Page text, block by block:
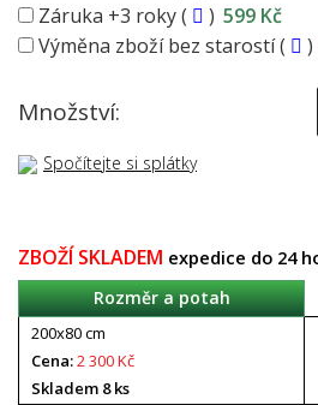
Záruka +3 roky (
) 599 Kč
Výměna zboží bez starostí (
)
Množství:
Spočítejte si splátky
ZBOŽÍ SKLADEM expedice do 24
Rozměr a potah
200x80 cm
Cena:2 300 Kč
Skladem 8 ks